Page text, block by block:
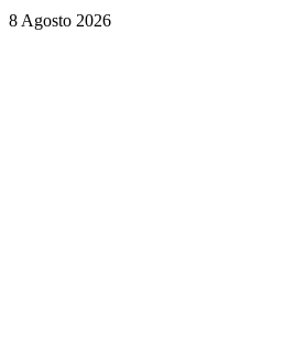
8 Agosto 2026